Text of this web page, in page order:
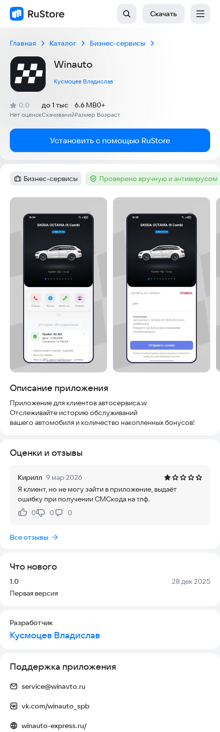
Скачать
Главная Каталог Бизнес-сервисы
Winauto
Кусмоцев Владислав
Рейтинг:
0,0
(
Нет оценок
)
Скачиваний
до 1 тыс
Размер
6.6 MB
Возраст
0+
Установить с помощью RuStore
Категория :
Бизнес-сервисы Тег :Проверено вручную и антивирусом
Скриншоты
Описание приложения
Приложение для клиентов автосервиса.w
Отслеживайте историю обслуживаний
вашего автомобиля и количество накопленных бонусов!
Оценки и отзывы
Кирилл 9 мар 2026
Я клиент, но не могу зайти в приложение, выдаёт
ошибку при получении СМСкода на тлф.
Нравится:
0Не нравится:
0 0
Все отзывы
Что нового
Версия:
1.0 Дата:
28 дек 2025
Первая версия
Разработчик
Кусмоцев Владислав
Поддержка приложения
service@winavto.ru
vk.com/winauto_spb
winauto-express.ru/